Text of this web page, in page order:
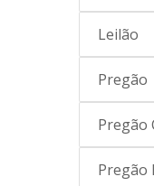
Leilão
Pregão
Pregão
Pregão